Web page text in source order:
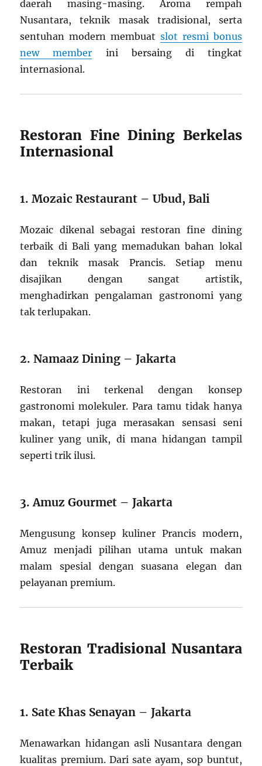
daerah masing-masing. Aroma rempah
Nusantara, teknik masak tradisional, serta
sentuhan modern membuat slot resmi bonus
new member ini bersaing di tingkat
internasional.
Restoran Fine Dining Berkelas
Internasional
1. Mozaic Restaurant – Ubud, Bali
Mozaic dikenal sebagai restoran fine dining
terbaik di Bali yang memadukan bahan lokal
dan teknik masak Prancis. Setiap menu
disajikan dengan sangat artistik,
menghadirkan pengalaman gastronomi yang
tak terlupakan.
2. Namaaz Dining – Jakarta
Restoran ini terkenal dengan konsep
gastronomi molekuler. Para tamu tidak hanya
makan, tetapi juga merasakan sensasi seni
kuliner yang unik, di mana hidangan tampil
seperti trik ilusi.
3. Amuz Gourmet – Jakarta
Mengusung konsep kuliner Prancis modern,
Amuz menjadi pilihan utama untuk makan
malam spesial dengan suasana elegan dan
pelayanan premium.
Restoran Tradisional Nusantara
Terbaik
1. Sate Khas Senayan – Jakarta
Menawarkan hidangan asli Nusantara dengan
kualitas premium. Dari sate ayam, sop buntut,